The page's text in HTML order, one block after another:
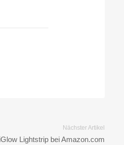
Nächster Artikel
Lightstrip bei Amazon.com